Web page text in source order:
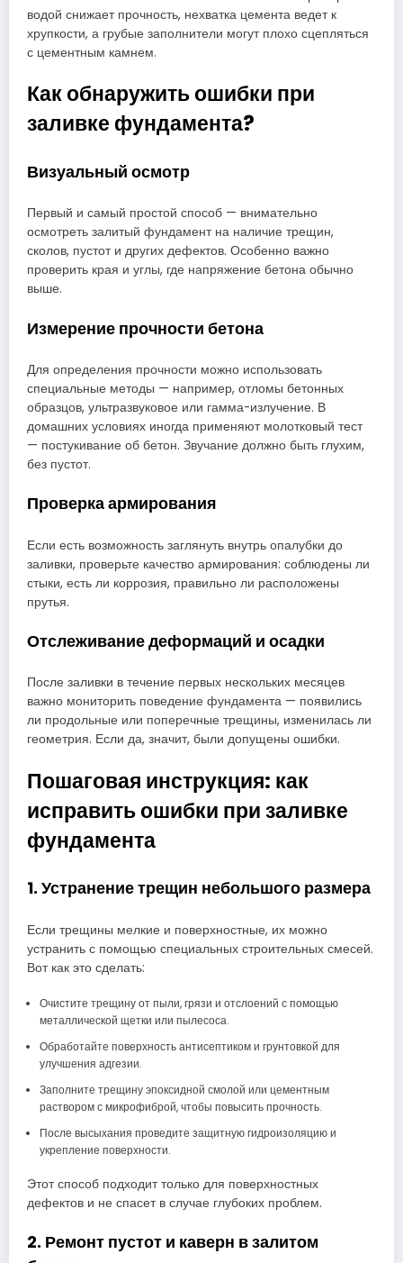
водой снижает прочность, нехватка цемента ведет к
хрупкости, а грубые заполнители могут плохо сцепляться
с цементным камнем.
Как обнаружить ошибки при
заливке фундамента?
Визуальный осмотр
Первый и самый простой способ — внимательно
осмотреть залитый фундамент на наличие трещин,
сколов, пустот и других дефектов. Особенно важно
проверить края и углы, где напряжение бетона обычно
выше.
Измерение прочности бетона
Для определения прочности можно использовать
специальные методы — например, отломы бетонных
образцов, ультразвуковое или гамма-излучение. В
домашних условиях иногда применяют молотковый тест
— постукивание об бетон. Звучание должно быть глухим,
без пустот.
Проверка армирования
Если есть возможность заглянуть внутрь опалубки до
заливки, проверьте качество армирования: соблюдены ли
стыки, есть ли коррозия, правильно ли расположены
прутья.
Отслеживание деформаций и осадки
После заливки в течение первых нескольких месяцев
важно мониторить поведение фундамента — появились
ли продольные или поперечные трещины, изменилась ли
геометрия. Если да, значит, были допущены ошибки.
Пошаговая инструкция: как
исправить ошибки при заливке
фундамента
1. Устранение трещин небольшого размера
Если трещины мелкие и поверхностные, их можно
устранить с помощью специальных строительных смесей.
Вот как это сделать:
Очистите трещину от пыли, грязи и отслоений с помощью
металлической щетки или пылесоса.
Обработайте поверхность антисептиком и грунтовкой для
улучшения адгезии.
Заполните трещину эпоксидной смолой или цементным
раствором с микрофиброй, чтобы повысить прочность.
После высыхания проведите защитную гидроизоляцию и
укрепление поверхности.
Этот способ подходит только для поверхностных
дефектов и не спасет в случае глубоких проблем.
2. Ремонт пустот и каверн в залитом